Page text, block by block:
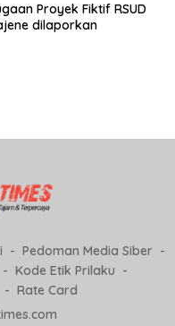
Proyek Fiktif RSUD
dilaporkan
Pedoman Media Siber
Kode Etik Prilaku
Rate Card